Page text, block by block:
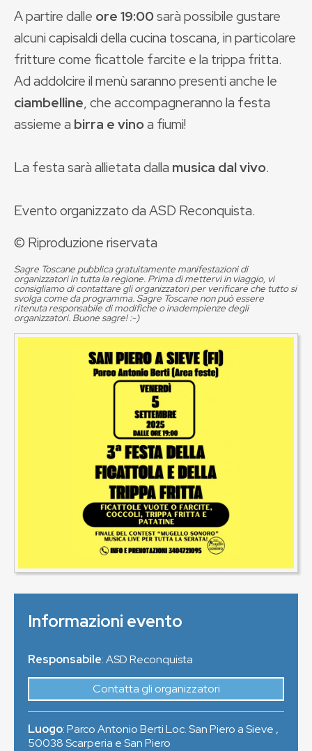
A partire dalle ore 19:00sarà possibile gustare
alcuni capisaldi della cucina toscana, in particolare
fritture come ficattole farcite e la trippa fritta.
Ad addolcire il menù saranno presenti anche le
ciambelline, che accompagneranno la festa
assieme a birra e vinoa fiumi!
La festa sarà allietata dalla musica dal vivo.
Evento organizzato da ASD Reconquista.
© Riproduzione riservata
Sagre Toscane pubblica gratuitamente manifestazioni di
organizzatori in tutta la regione. Prima di mettervi in viaggio, vi
consigliamo di contattare gli organizzatori per verificare che tutto si
svolga come da programma. Sagre Toscane non può essere
ritenuta responsabile di modifiche o inadempienze degli
organizzatori. Buone sagre! :-)
Informazioni evento
Responsabile: ASD Reconquista
Contatta gli organizzatori
Luogo:Parco Antonio Berti Loc. San Piero a Sieve ,
50038Scarperia e San Piero